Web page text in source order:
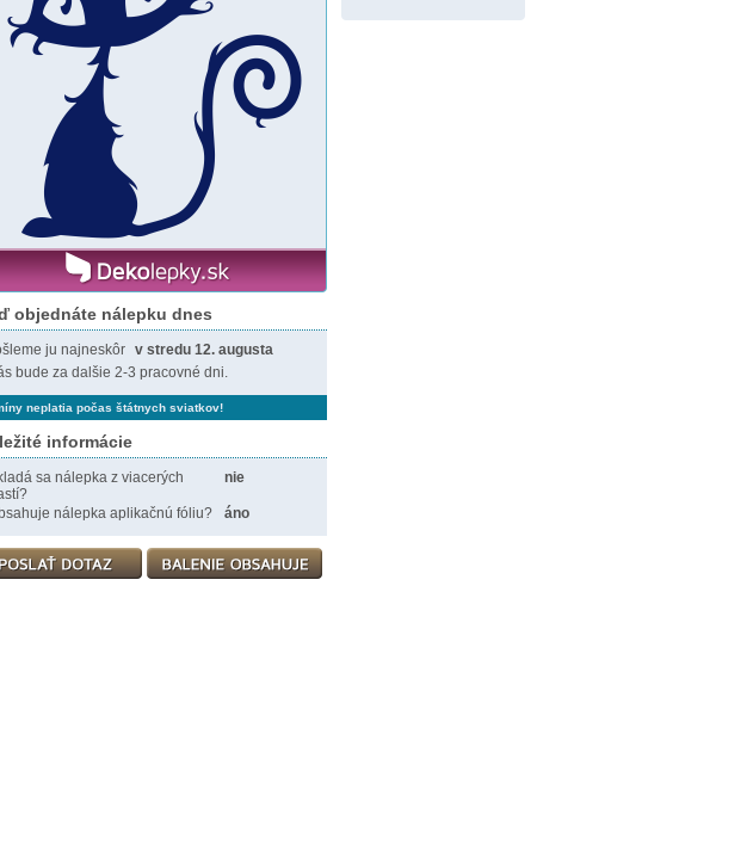
objednáte nálepku dnes
ju najneskôr v stredu 12. augusta
bude za dalšie 2-3 pracovné dni.
neplatia počas štátnych sviatkov!
informácie
sa nálepka z viacerých
nie
nálepka aplikačnú fóliu? áno